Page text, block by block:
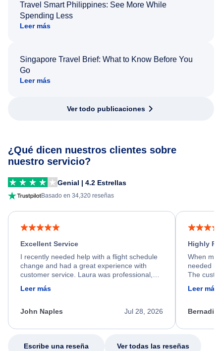
Travel Smart Philippines: See More While
Spending Less
Leer más
Singapore Travel Brief: What to Know Before You
Go
Leer más
Ver todo publicaciones
¿Qué dicen nuestros clientes sobre
nuestro servicio?
Genial | 4.2 Estrellas
Basado en 34,320 reseñas
Excellent Service
I recently needed help with a flight schedule
change and had a great experience with
customer service. Laura was professional,
friendly, and very helpful throughout the
process. She quickly found a solution and
appreciate her excellent service.
Leer más
Jul 28, 2026
John Naples
Highly
When my
needed
The
calm,
my issue.
Leer más
Escribe una reseña Ver todas las reseñas